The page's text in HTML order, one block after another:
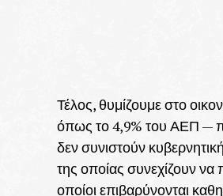
Τέλος, θυμίζουμε στο
όπως το 4,9% του ΑΕΠ —
δεν συνιστούν
της οποίας συνεχίζουν να
οποίοι επιβαρύνονται